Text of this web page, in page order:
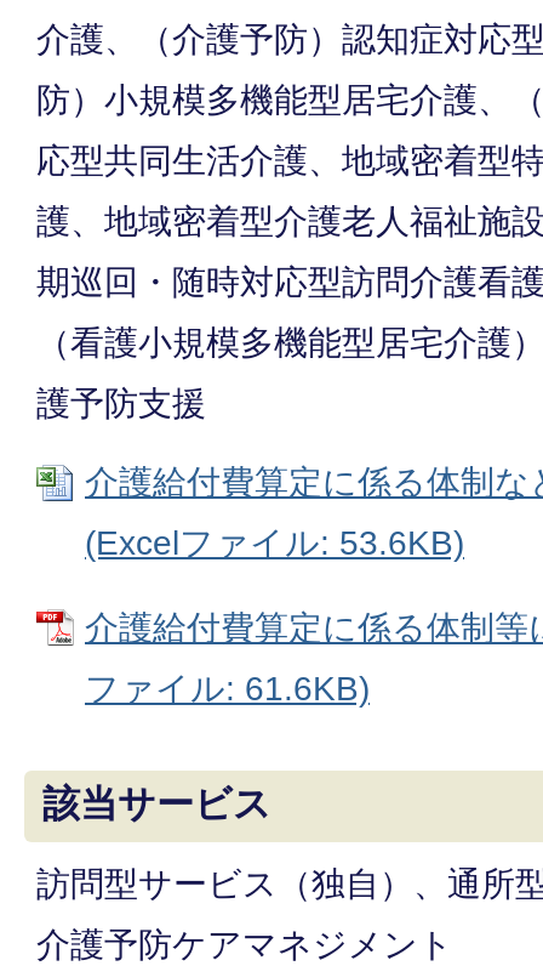
介護、（介護予防）認知症対応
防）小規模多機能型居宅介護、
応型共同生活介護、地域密着型
護、地域密着型介護老人福祉施
期巡回・随時対応型訪問介護看
（看護小規模多機能型居宅介護
護予防支援
介護給付費算定に係る体制
(Excelファイル: 53.6KB)
介護給付費算定に係る体制
ファイル: 61.6KB)
該当サービス
訪問型サービス（独自）、通所
介護予防ケアマネジメント